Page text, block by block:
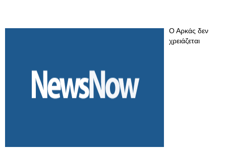
Ο Αρκάς δεν
χρειάζεται